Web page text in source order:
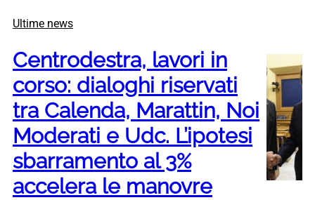
Ultime news
Centrodestra, lavori in
corso: dialoghi riservati
tra Calenda, Marattin, Noi
Moderati e Udc. L’ipotesi
sbarramento al 3%
accelera le manovre